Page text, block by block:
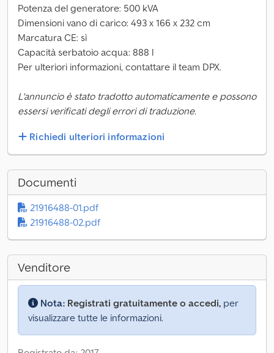
Potenza del generatore: 500 kVA
Dimensioni vano di carico: 493 x 166 x 232 cm
Marcatura CE: sì
Capacità serbatoio acqua: 888 l
Per ulteriori informazioni, contattare il team DPX.
L'annuncio è stato tradotto automaticamente e possono
essersi verificati degli errori di traduzione.
Richiedi ulteriori informazioni
Documenti
21916488-01.pdf
21916488-02.pdf
Venditore
Nota: Registrati gratuitamente o accedi, per
visualizzare tutte le informazioni.